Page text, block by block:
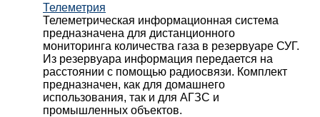
Телеметрия
Телеметрическая информационная система
предназначена для дистанционного
мониторинга количества газа в резервуаре СУГ.
Из резервуара информация передается на
расстоянии с помощью радиосвязи. Комплект
предназначен, как для домашнего
использования, так и для АГЗС и
промышленных объектов.